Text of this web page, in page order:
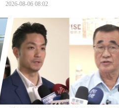
2026-08-06 08:02